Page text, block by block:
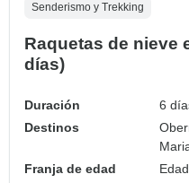
Senderismo y Trekking
Raquetas de nieve
días)
Duración
6
Destinos
Franja de edad